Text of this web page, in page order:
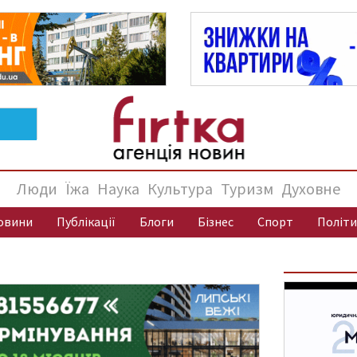
Люди Їжа Наука Культура Туризм Духовне
Публікації Блоги Бізнес Спорт